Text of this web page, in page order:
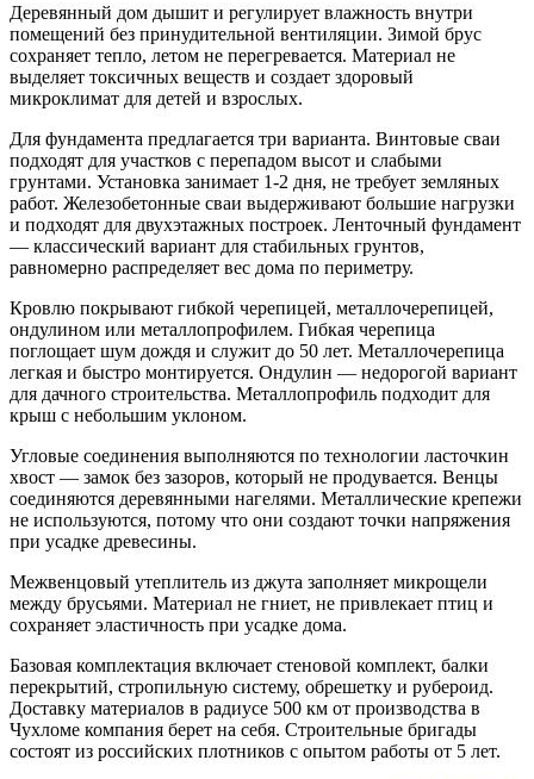
Деревянный дом дышит и регулирует влажность внутри
помещений без принудительной вентиляции. Зимой брус
сохраняет тепло, летом не перегревается. Материал не
выделяет токсичных веществ и создает здоровый
микроклимат для детей и взрослых.
Для фундамента предлагается три варианта. Винтовые сваи
подходят для участков с перепадом высот и слабыми
грунтами. Установка занимает 1-2 дня, не требует земляных
работ. Железобетонные сваи выдерживают большие нагрузки
и подходят для двухэтажных построек. Ленточный фундамент
— классический вариант для стабильных грунтов,
равномерно распределяет вес дома по периметру.
Кровлю покрывают гибкой черепицей, металлочерепицей,
ондулином или металлопрофилем. Гибкая черепица
поглощает шум дождя и служит до 50 лет. Металлочерепица
легкая и быстро монтируется. Ондулин — недорогой вариант
для дачного строительства. Металлопрофиль подходит для
крыш с небольшим уклоном.
Угловые соединения выполняются по технологии ласточкин
хвост — замок без зазоров, который не продувается. Венцы
соединяются деревянными нагелями. Металлические крепежи
не используются, потому что они создают точки напряжения
при усадке древесины.
Межвенцовый утеплитель из джута заполняет микрощели
между брусьями. Материал не гниет, не привлекает птиц и
сохраняет эластичность при усадке дома.
Базовая комплектация включает стеновой комплект, балки
перекрытий, стропильную систему, обрешетку и рубероид.
Доставку материалов в радиусе 500 км от производства в
Чухломе компания берет на себя. Строительные бригады
состоят из российских плотников с опытом работы от 5 лет.